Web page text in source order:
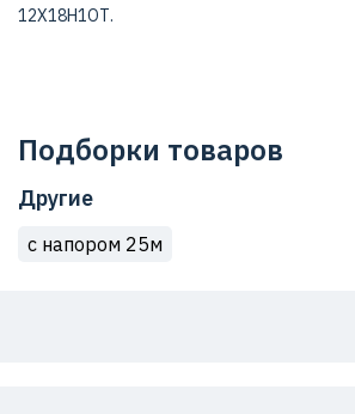
12X18H1ОТ.
Подборки товаров
Другие
с напором 25м